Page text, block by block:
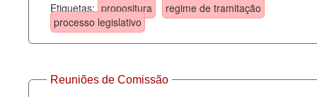
Etiquetas: propositura
regime de tramitação
processo legislativo
Reuniões de Comissão